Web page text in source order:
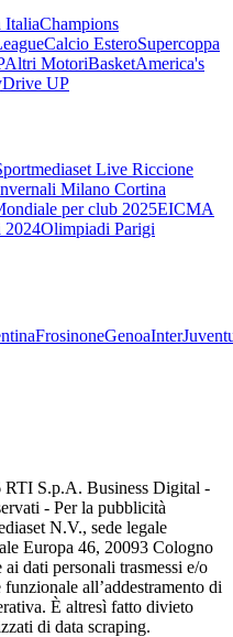
ItaliaChampions
Calcio EsteroSupercoppa
Altri MotoriBasketAmerica's
Drive UP
Live Riccione
Milano Cortina
per club 2025EICMA
2024Olimpiadi Parigi
FrosinoneGenoaInter
RTI S.p.A. Business Digital -
- Per la pubblicità
N.V., sede legale
Europa 46, 20093 Cologno
dati personali trasmessi e/o
all’addestramento di
È altresì fatto divieto
di data scraping.